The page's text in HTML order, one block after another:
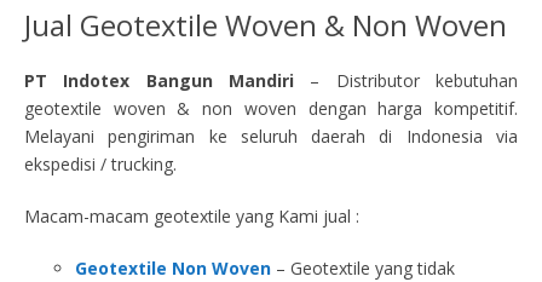
Jual Geotextile Woven & Non Woven
PT Indotex Bangun Mandiri – Distributor kebutuhan
geotextile woven & non woven dengan harga kompetitif.
Melayani pengiriman ke seluruh daerah di Indonesia via
ekspedisi / trucking.
Macam-macam geotextile yang Kami jual :
Geotextile Non Woven – Geotextile yang tidak